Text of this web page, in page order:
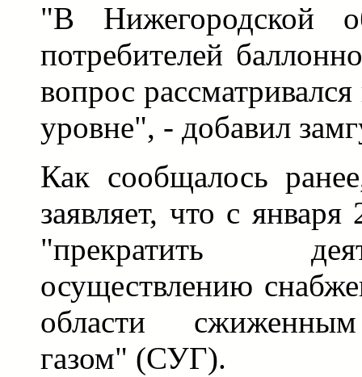
"В Нижегородской
потребителей
вопрос
уровне", - добавил
Как сообщалось
заявляет, что с января
"прекратить
осуществлению
области
газом" (СУГ).